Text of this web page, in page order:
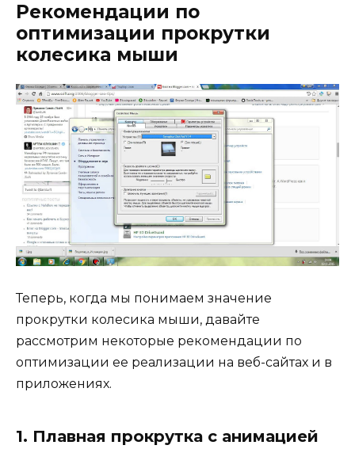
Рекомендации по
оптимизации прокрутки
колесика мыши
Теперь, когда мы понимаем значение
прокрутки колесика мыши, давайте
рассмотрим некоторые рекомендации по
оптимизации ее реализации на веб-сайтах и ​​в
приложениях.
1. Плавная прокрутка с анимацией